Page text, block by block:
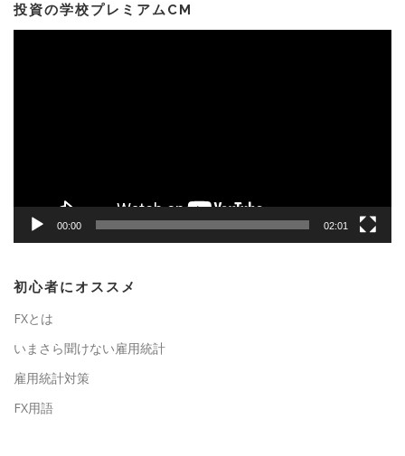
投資の学校プレミアムCM
00:00 02:01
初心者にオススメ
FXとは
いまさら聞けない雇用統計
雇用統計対策
FX用語